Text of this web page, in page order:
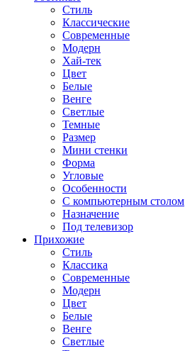
Стиль
Классические
Современные
Модерн
Хай-тек
Цвет
Белые
Венге
Светлые
Темные
Размер
Мини стенки
Форма
Угловые
Особенности
С компьютерным столом
Назначение
Под телевизор
Прихожие
Стиль
Классика
Современные
Модерн
Цвет
Белые
Венге
Светлые